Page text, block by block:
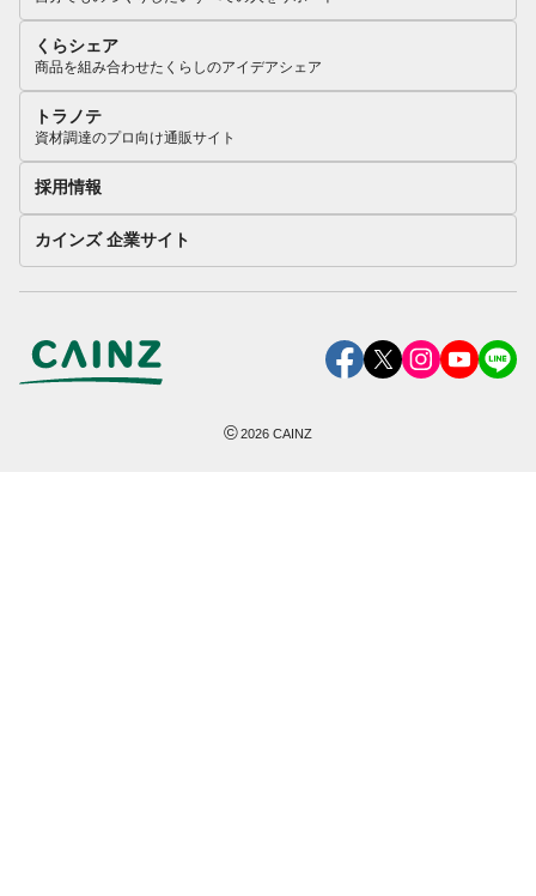
くらシェア
商品を組み合わせたくらしのアイデアシェア
トラノテ
資材調達のプロ向け通販サイト
採用情報
カインズ 企業サイト
©2026 CAINZ